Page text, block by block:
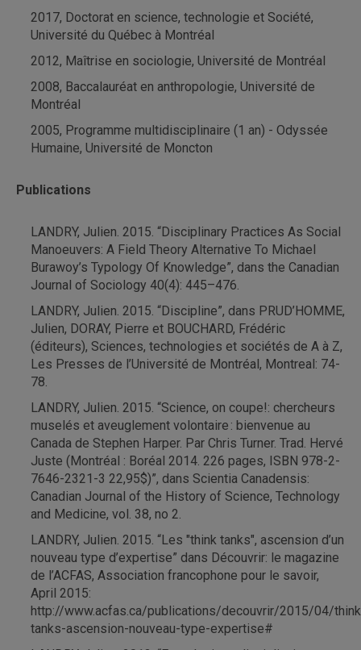
2017, Doctorat en science, technologie et Société,
Université du Québec à Montréal
2012, Maîtrise en sociologie, Université de Montréal
2008, Baccalauréat en anthropologie, Université de
Montréal
2005, Programme multidisciplinaire (1 an) - Odyssée
Humaine, Université de Moncton
Publications
LANDRY, Julien. 2015. “Disciplinary Practices As Social
Manoeuvers: A Field Theory Alternative To Michael
Burawoy’s Typology Of Knowledge”, dans the Canadian
Journal of Sociology 40(4): 445–476.
LANDRY, Julien. 2015. “Discipline”, dans PRUD’HOMME,
Julien, DORAY, Pierre et BOUCHARD, Frédéric
(éditeurs), Sciences, technologies et sociétés de A à Z,
Les Presses de l’Université de Montréal, Montreal: 74-
78.
LANDRY, Julien. 2015. “Science, on coupe!: chercheurs
muselés et aveuglement volontaire : bienvenue au
Canada de Stephen Harper. Par Chris Turner. Trad. Hervé
Juste (Montréal : Boréal 2014. 226 pages, ISBN 978-2-
7646-2321-3 22,95$)”, dans Scientia Canadensis:
Canadian Journal of the History of Science, Technology
and Medicine, vol. 38, no 2.
LANDRY, Julien. 2015. “Les "think tanks", ascension d’un
nouveau type d’expertise” dans Découvrir: le magazine
de l’ACFAS, Association francophone pour le savoir,
April 2015:
http://www.acfas.ca/publications/decouvrir/2015/04/
tanks-ascension-nouveau-type-expertise#